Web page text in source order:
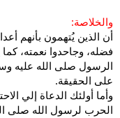
والخلاصة:
أن الذين يُتهمون بأنهم
فضله، وجاحدوا نعمته،
الرسول صلى الله عليه
على الحقيقة.
وأما أولئك الدعاة إلي
الحرب لرسول الله صلى